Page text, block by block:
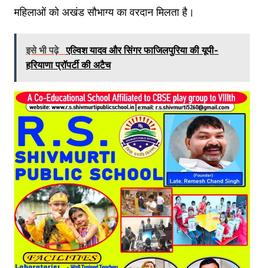
महिलाओं को अखंड सौभाग्य का वरदान मिलता है।
इसे भी पढ़े एल्विश यादव और सिंगर फाजिलपुरिया की यूपी-
हरियाणा प्रॉपर्टी की अटैच